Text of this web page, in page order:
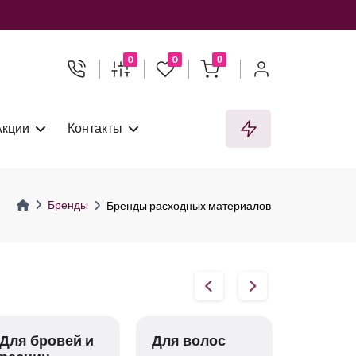
0 0 0
Контакты
Бренды Бренды расходных материалов
Для бровей и
Для волос